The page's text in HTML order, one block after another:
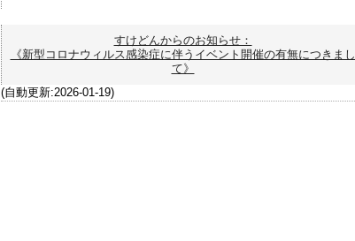
すけどんからのお知らせ：
《新型コロナウィルス感染症に伴うイベント開催の有無につきまし
て》
(自動更新:2026-01-19)